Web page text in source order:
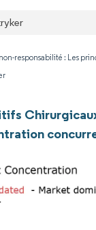
responsabilité : Les